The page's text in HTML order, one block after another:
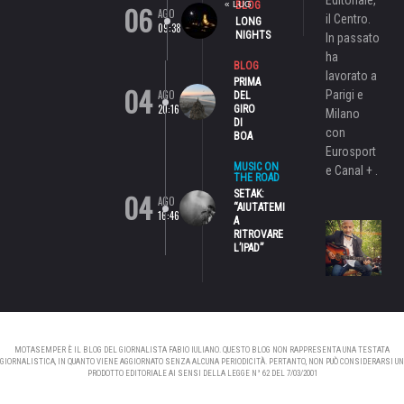
06 AGO
09:38
BLOG
LONG
NIGHTS
04 AGO
20:16
BLOG
PRIMA
DEL
GIRO
DI
BOA
04 AGO
16:46
MUSIC ON
THE ROAD
SETAK:
“AIUTATEMI
A
RITROVARE
L’IPAD”
« LUG
il Centro.
In passato
ha
lavorato a
Parigi e
Milano
con
Eurosport
e Canal + .
MOTASEMPER È IL BLOG DEL GIORNALISTA FABIO IULIANO. QUESTO BLOG NON RAPPRESENTA UNA TESTATA
GIORNALISTICA, IN QUANTO VIENE AGGIORNATO SENZA ALCUNA PERIODICITÀ. PERTANTO, NON PUÒ CONSIDERARSI UN
PRODOTTO EDITORIALE AI SENSI DELLA LEGGE N° 62 DEL 7/03/2001